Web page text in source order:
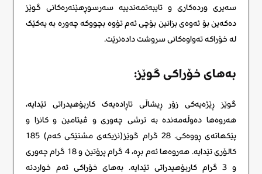
سەیری وردەکاری و تایبەتمەندییە سەرسوڕهێنەرەکانی گوێز
دەکەین بۆ ئەوەی بزانین بۆچی ئەم تۆوە بچووکە چەورە بە یەکێک
لە خۆراکە تەواوەکانی سروشت دادەنرێت.
بەهای خۆراکی گوێز:
گوێز ڕێژەیەکی زۆر ڕیشاڵی تاڕادەیەک کاربۆهیدراتی تێدایە،
هەروەها دەوڵەمەندە بە ترشی چەوری و ڤیتامین و کانزا و
پێکهاتەی ڕووەکی. 28 گرام گوێز(نزیکەی مشتێکی کەم) 185
کالۆری تێدایە. هەروەها ئەم بڕە، 4 گرام پرۆتین و 18 گرام چەوری
و 3 گرام کاربۆهیدراتی تێدایە. بەهای خۆراکی ئەم خواردنە